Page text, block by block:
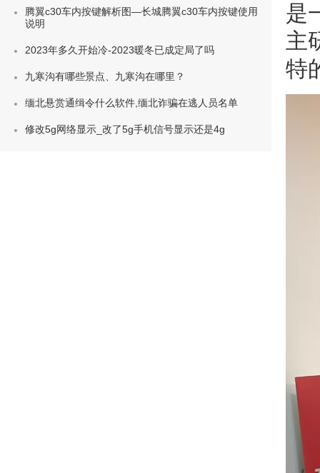
是
主
特
腾翼c30车内按键解析图—长城腾翼c30车内按键使用
说明
2023年多久开始冷-2023暖冬已成定局了吗
九寒沟有哪些景点、九寒沟在哪里？
缅北悬赏通缉令什么软件,缅北诈骗在逃人员名单
修改5g网络显示_改了5g手机信号显示还是4g